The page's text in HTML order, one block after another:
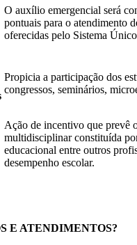
O auxílio emergencial será
pontuais para o atendimento
oferecidas pelo Sistema
Propicia a participação dos
congressos, seminários,
Ação de incentivo que prevê
multidisciplinar constituída
educacional entre outros
desempenho escolar.
E ATENDIMENTOS?